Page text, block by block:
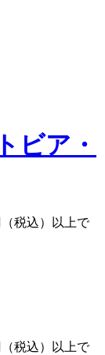
（税込）以上で
（税込）以上で